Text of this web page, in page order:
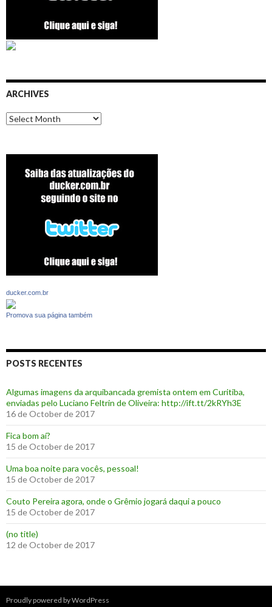
ARCHIVES
Archives
ducker.com.br
Promova sua página também
POSTS RECENTES
Algumas imagens da arquibancada gremista ontem em Curitiba,
enviadas pelo Luciano Feltrin de Oliveira: http://ift.tt/2kRYh3E
16 de October de 2017
‪Fica bom aí?‬
15 de October de 2017
Uma boa noite para vocês, pessoal!
15 de October de 2017
‪Couto Pereira agora, onde o Grêmio jogará daqui a pouco ‬
15 de October de 2017
(no title)
12 de October de 2017
Proudly powered by WordPress